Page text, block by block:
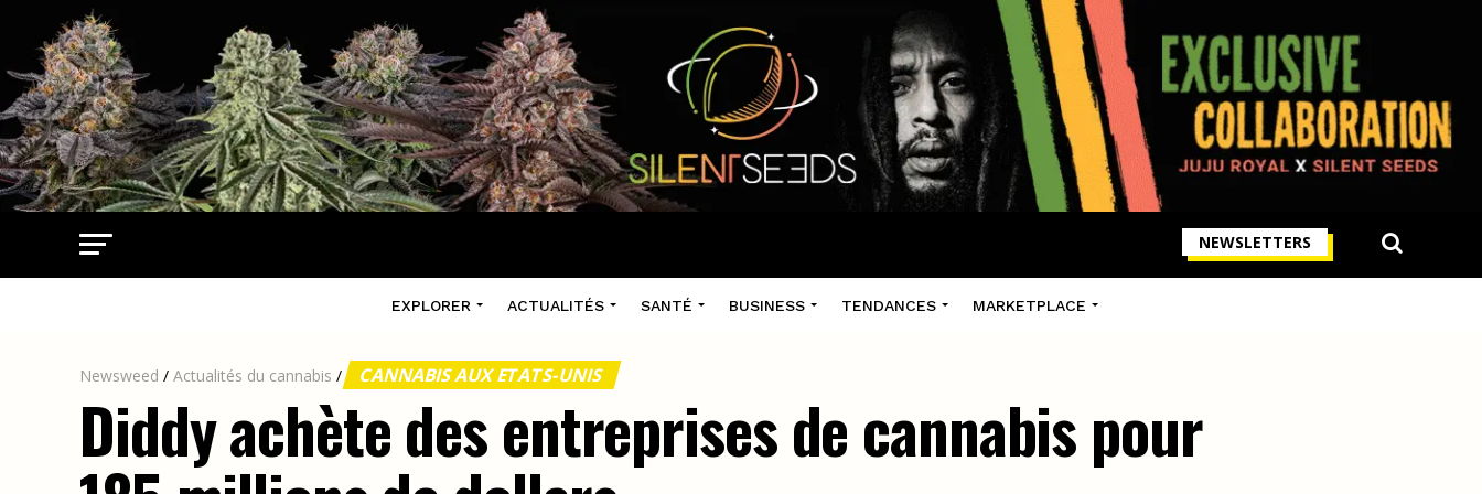
NEWSLETTERS
EXPLORER ACTUALITÉS SANTÉ BUSINESS TENDANCES MARKETPLACE
Newsweed / Actualités du cannabis / CANNABIS AUX ETATS-UNIS
Diddy achète des entreprises de cannabis pour